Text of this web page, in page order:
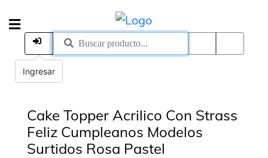
Cake Topper Acrilico Con Strass
Feliz Cumpleanos Modelos
Surtidos Rosa Pastel
Ingresar